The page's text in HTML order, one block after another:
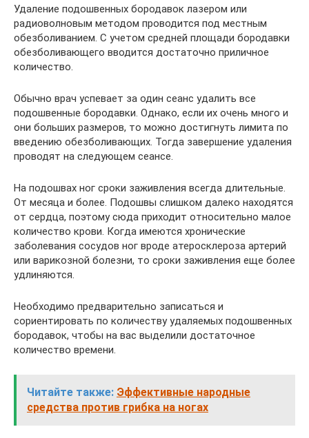
Удаление подошвенных бородавок лазером или
радиоволновым методом проводится под местным
обезболиванием. С учетом средней площади бородавки
обезболивающего вводится достаточно приличное
количество.
Обычно врач успевает за один сеанс удалить все
подошвенные бородавки. Однако, если их очень много и
они больших размеров, то можно достигнуть лимита по
введению обезболивающих. Тогда завершение удаления
проводят на следующем сеансе.
На подошвах ног сроки заживления всегда длительные.
От месяца и более. Подошвы слишком далеко находятся
от сердца, поэтому сюда приходит относительно малое
количество крови. Когда имеются хронические
заболевания сосудов ног вроде атеросклероза артерий
или варикозной болезни, то сроки заживления еще более
удлиняются.
Необходимо предварительно записаться и
сориентировать по количеству удаляемых подошвенных
бородавок, чтобы на вас выделили достаточное
количество времени.
Читайте также: Эффективные народные
средства против грибка на ногах